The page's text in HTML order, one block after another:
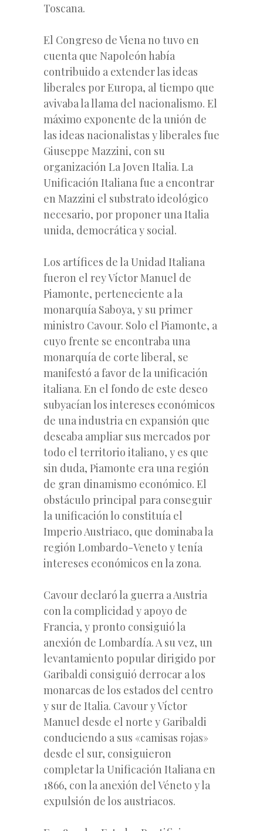
Toscana.
El Congreso de Viena no tuvo en
cuenta que Napoleón había
contribuido a extender las ideas
liberales por Europa, al tiempo que
avivaba la llama del nacionalismo. El
máximo exponente de la unión de
las ideas nacionalistas y liberales fue
Giuseppe Mazzini, con su
organización La Joven Italia. La
Unificación Italiana fue a encontrar
en Mazzini el substrato ideológico
necesario, por proponer una Italia
unida, democrática y social.
Los artífices de la Unidad Italiana
fueron el rey Víctor Manuel de
Piamonte, perteneciente a la
monarquía Saboya, y su primer
ministro Cavour. Solo el Piamonte, a
cuyo frente se encontraba una
monarquía de corte liberal, se
manifestó a favor de la unificación
italiana. En el fondo de este deseo
subyacían los intereses económicos
de una industria en expansión que
deseaba ampliar sus mercados por
todo el territorio italiano, y es que
sin duda, Piamonte era una región
de gran dinamismo económico. El
obstáculo principal para conseguir
la unificación lo constituía el
Imperio Austriaco, que dominaba la
región Lombardo-Veneto y tenía
intereses económicos en la zona.
Cavour declaró la guerra a Austria
con la complicidad y apoyo de
Francia, y pronto consiguió la
anexión de Lombardía. A su vez, un
levantamiento popular dirigido por
Garibaldi consiguió derrocar a los
monarcas de los estados del centro
y sur de Italia. Cavour y Víctor
Manuel desde el norte y Garibaldi
conduciendo a sus «camisas rojas»
desde el sur, consiguieron
completar la Unificación Italiana en
1866, con la anexión del Véneto y la
expulsión de los austriacos.